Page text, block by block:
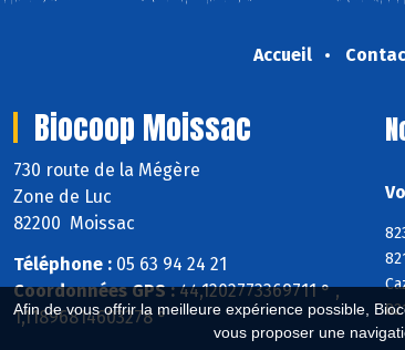
Afin de vous offrir la meilleure expérience possible,
vous proposer une
Accueil
Biocoop Moissac
730 route de la Mégère
Zone de Luc
82200 Moissac
Téléphone : 05 63 94 24 21
Coordonnées GPS :44,1202773369711 ° ,
1,11896814603278 °